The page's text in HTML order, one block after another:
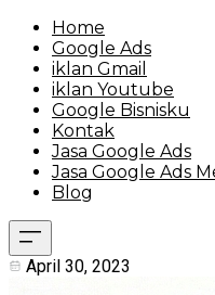
Home
Google Ads
iklan Gmail
iklan Youtube
Google Bisnisku
Kontak
Jasa Google Ads
Jasa Google Ads
Blog
April 30, 2023